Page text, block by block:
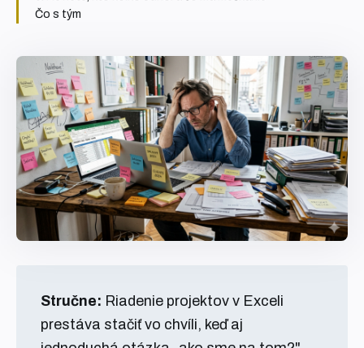
Čo s tým
Stručne: Riadenie projektov v Exceli
prestáva stačiť vo chvíli, keď aj